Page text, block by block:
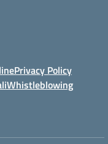
Privacy Policy
Whistleblowing